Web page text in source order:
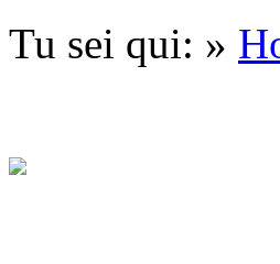
Tu sei qui: »